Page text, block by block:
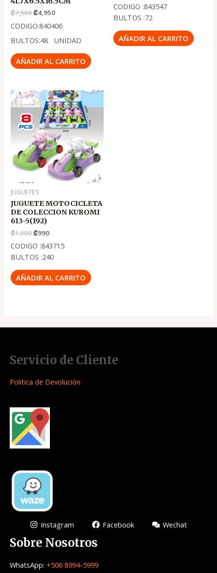
₡7,500₡4,950
CODIGO:840406
BULTOS:48 UNIDAD
AÑADIR AL CARRITO
CODIGO :843547
BULTOS :72
AÑADIR AL CARRITO
JUGUETES
JUGUETE MOTOCICLETA
DE COLECCION KUROMI
613-5(192)
₡1,500
El
precio
original
era:
.
₡1,500
₡990
El
precio
actual
es:
.
₡990
CODIGO :843715
BULTOS :240
AÑADIR AL CARRITO
Servicio de Cliente
Politica de Devolución
Instagram Facebook Wechat
Sobre Nosotros
WhatsApp: +506 8994-5999